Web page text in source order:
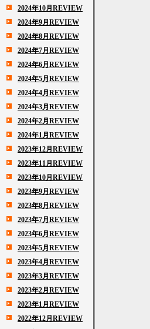
2024年10月REVIEW
2024年9月REVIEW
2024年8月REVIEW
2024年7月REVIEW
2024年6月REVIEW
2024年5月REVIEW
2024年4月REVIEW
2024年3月REVIEW
2024年2月REVIEW
2024年1月REVIEW
2023年12月REVIEW
2023年11月REVIEW
2023年10月REVIEW
2023年9月REVIEW
2023年8月REVIEW
2023年7月REVIEW
2023年6月REVIEW
2023年5月REVIEW
2023年4月REVIEW
2023年3月REVIEW
2023年2月REVIEW
2023年1月REVIEW
2022年12月REVIEW